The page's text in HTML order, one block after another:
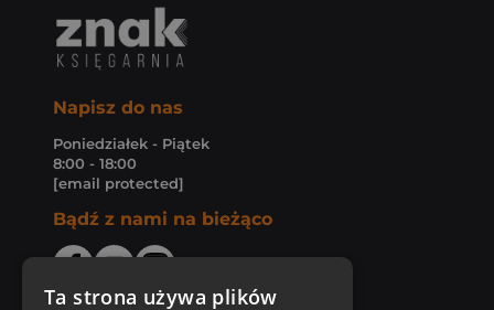
Napisz do nas
Poniedziałek - Piątek
8:00 - 18:00
[email protected]
Bądź z nami na bieżąco
Ta strona używa plików